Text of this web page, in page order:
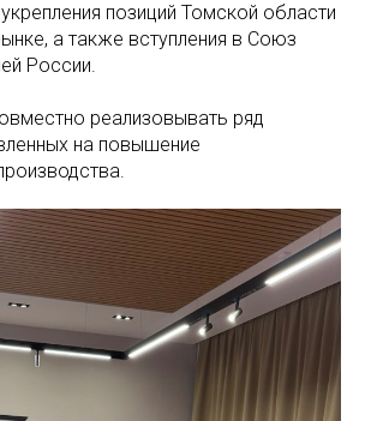
позиций Томской области
а также вступления в Союз
России.
реализовывать ряд
на повышение